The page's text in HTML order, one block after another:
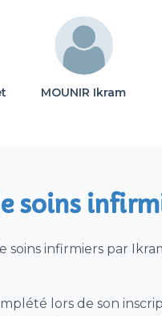
MOUNIR Ikram
soins
soins infirmiers par
lors de son